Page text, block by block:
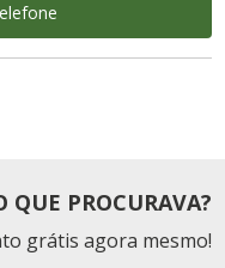
QUE PROCURAVA?
grátis agora mesmo!